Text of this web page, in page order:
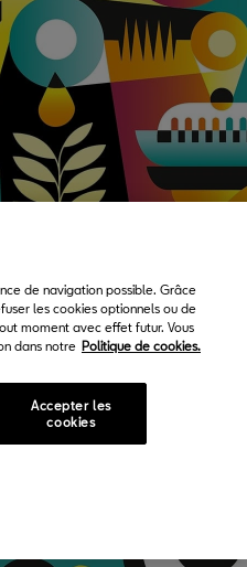
de navigation possible. Grâce
les cookies optionnels ou de
moment avec effet futur. Vous
dans notre Politique de cookies.
Accepter les
cookies